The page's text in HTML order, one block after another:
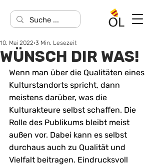
WÜNSCH DIR WAS!
10. Mai 2022 3 Min. Lesezeit
Wenn man über die Qualitäten eines
Kulturstandorts spricht, dann
meistens darüber, was die
Kulturakteure selbst schaffen. Die
Rolle des Publikums bleibt meist
außen vor. Dabei kann es selbst
durchaus auch zu Qualität und
Vielfalt beitragen. Eindrucksvoll